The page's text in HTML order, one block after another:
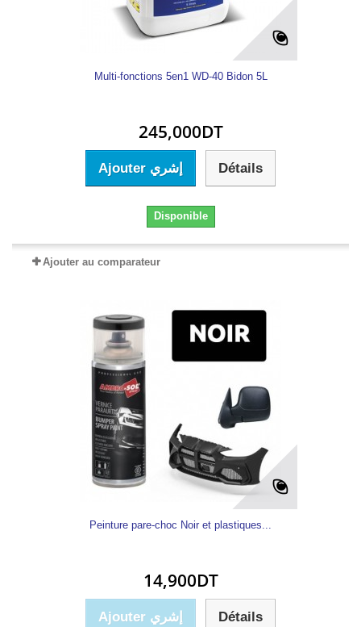
Multi-fonctions 5en1 WD-40 Bidon 5L
245,000DT
Ajouter إشري Détails
Disponible
Ajouter au comparateur
Peinture pare-choc Noir et plastiques...
14,900DT
Ajouter إشري Détails